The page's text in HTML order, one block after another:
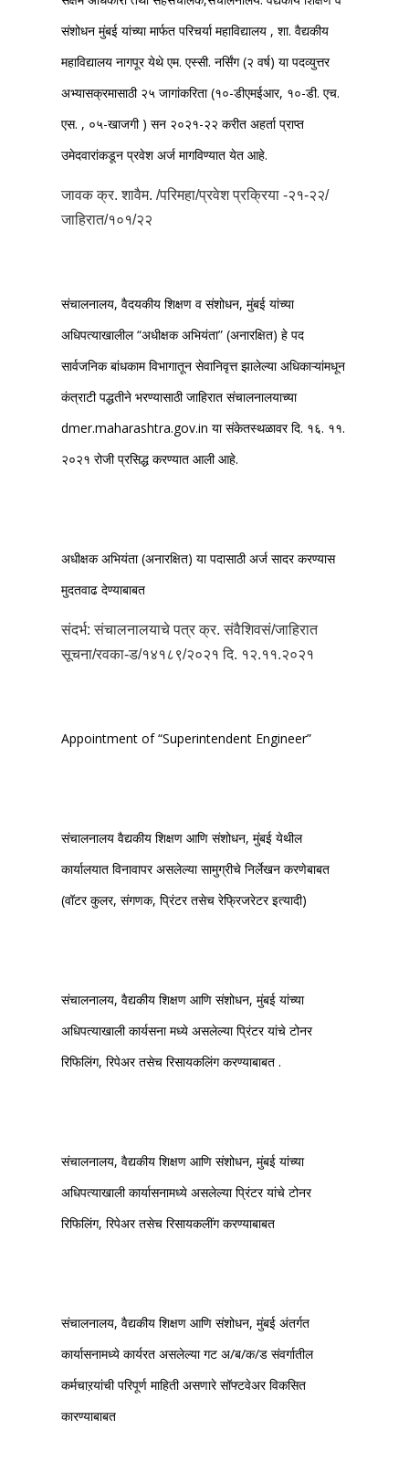
संशोधन मुंबई यांच्या मार्फत परिचर्या महाविद्यालय , शा. वैद्यकीय
महाविद्यालय नागपूर येथे एम. एस्सी. नर्सिंग (२ वर्ष) या पदव्युत्तर
अभ्यासक्रमासाठी २५ जागांकरिता (१०-डीएमईआर, १०-डी. एच.
एस. , ०५-खाजगी ) सन २०२१-२२ करीत अहर्ता प्राप्त
उमेदवारांकडून प्रवेश अर्ज मागविण्यात येत आहे.
जावक क्र. शावैम. /परिमहा/प्रवेश प्रक्रिया -२१-२२/
जाहिरात/१०१/२२
संचालनालय, वैदयकीय शिक्षण व संशोधन, मुंबई यांच्या
अधिपत्याखालील “अधीक्षक अभियंता” (अनारक्षित) हे पद
सार्वजनिक बांधकाम विभागातून सेवानिवृत्त झालेल्या अधिकाऱ्यांमधून
कंत्राटी पद्धतीने भरण्यासाठी जाहिरात संचालनालयाच्या
dmer.maharashtra.gov.in या संकेतस्थळावर दि. १६. ११.
२०२१ रोजी प्रसिद्ध करण्यात आली आहे.
अधीक्षक अभियंता (अनारक्षित) या पदासाठी अर्ज सादर करण्यास
मुदतवाढ देण्याबाबत
संदर्भ: संचालनालयाचे पत्र क्र. संवैशिवसं/जाहिरात
सूचना/रवका-ड/१४१८९/२०२१ दि. १२.११.२०२१
Appointment of “Superintendent Engineer”
संचालनालय वैद्यकीय शिक्षण आणि संशोधन, मुंबई येथील
कार्यालयात विनावापर असलेल्या सामुग्रीचे निर्लेखन करणेबाबत
(वॉटर कुलर, संगणक, प्रिंटर तसेच रेफ्रिजरेटर इत्यादी)
संचालनालय, वैद्यकीय शिक्षण आणि संशोधन, मुंबई यांच्या
अधिपत्याखाली कार्यसना मध्ये असलेल्या प्रिंटर यांचे टोनर
रिफिलिंग, रिपेअर तसेच रिसायकलिंग करण्याबाबत .
संचालनालय, वैद्यकीय शिक्षण आणि संशोधन, मुंबई यांच्या
अधिपत्याखाली कार्यासनामध्ये असलेल्या प्रिंटर यांचे टोनर
रिफिलिंग, रिपेअर तसेच रिसायकलींग करण्याबाबत
संचालनालय, वैद्यकीय शिक्षण आणि संशोधन, मुंबई अंतर्गत
कार्यासनामध्ये कार्यरत असलेल्या गट अ/ब/क/ड संवर्गातील
कर्मचाऱयांची परिपूर्ण माहिती असणारे सॉफ्टवेअर विकसित
कारण्याबाबत